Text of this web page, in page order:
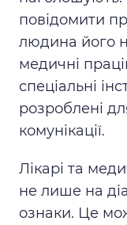
повідомити
людина його
медичні
спеціальні
розроблені
комунікації.
Лікарі та
не лише на
ознаки. Це